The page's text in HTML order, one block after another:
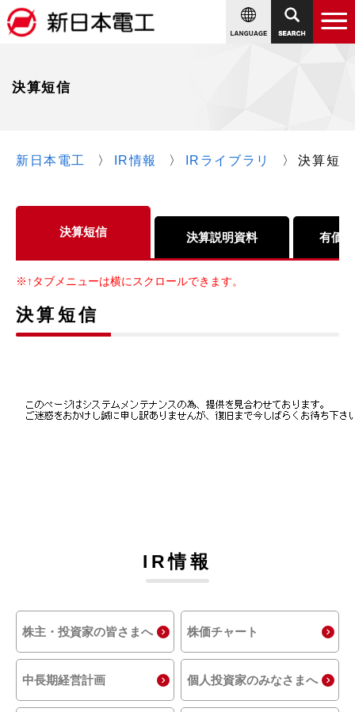
決算短信
新日本電工 IR情報 IRライブラリ 決算短信
決算短信 決算説明資料 有価
※↑タブメニューは横にスクロールできます。
決算短信
IR情報
株主・投資家の皆さまへ 株価チャート
中長期経営計画 個人投資家のみなさまへ